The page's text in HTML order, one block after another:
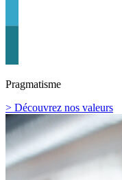
Pragmatisme
> Découvrez nos valeurs